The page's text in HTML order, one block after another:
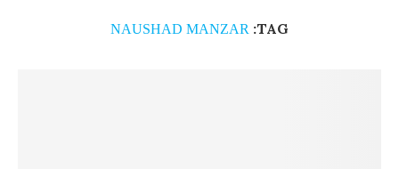
TAG:
NAUSHAD MANZAR